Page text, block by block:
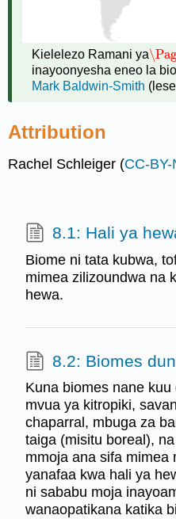
Kielelezo Ramani ya
inayoonyesha eneo la
Mark Baldwin-Smith
Attribution
Rachel Schleiger (CC-BY-
8.1: Hali ya
Biome ni tata kubwa,
mimea zilizoundwa na
hewa.
8.2: Biomes
Kuna biomes nane
mvua ya kitropiki,
chaparral, mbuga za
taiga (misitu boreal),
mmoja ana sifa mimea
yanafaa kwa hali ya
ni sababu moja
wanaopatikana katika